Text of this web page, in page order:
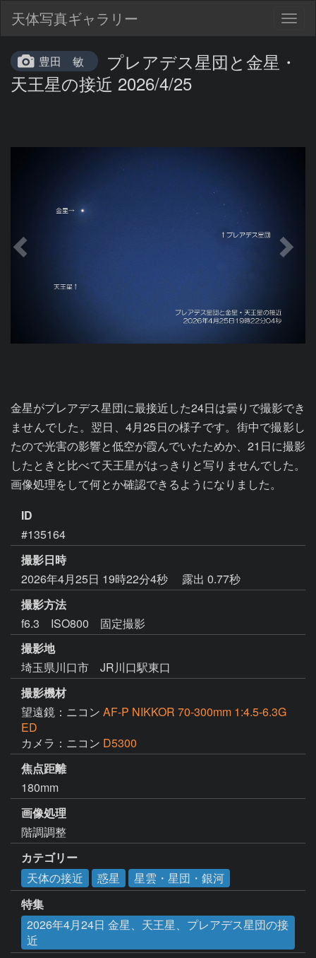
天体写真ギャラリー
豊田 敏
プレアデス星団と金星・
天王星の接近 2026/4/25
金星がプレアデス星団に最接近した24日は曇りで撮影でき
ませんでした。翌日、4月25日の様子です。街中で撮影し
たので光害の影響と低空が霞んでいたためか、21日に撮影
したときと比べて天王星がはっきりと写りませんでした。
画像処理をして何とか確認できるようになりました。
ID
#135164
撮影日時
2026年4月25日 19時22分4秒
露出 0.77秒
撮影方法
f6.3 ISO800 固定撮影
撮影地
埼玉県川口市 JR川口駅東口
撮影機材
望遠鏡：ニコン AF-P NIKKOR 70-300mm 1:4.5-6.3G
ED
カメラ：ニコン D5300
焦点距離
180mm
画像処理
階調調整
カテゴリー
天体の接近
惑星
星雲・星団・銀河
特集
2026年4月24日 金星、天王星、プレアデス星団の接
近